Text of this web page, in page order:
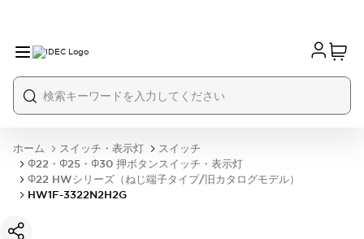
ホーム スイッチ・表示灯
スイッチ
Φ22・Φ25・Φ30 押ボタンスイッチ・表示灯
Φ22 HWシリーズ（ねじ端子タイプ/旧カタログモデル）
HW1F-3322N2H2G